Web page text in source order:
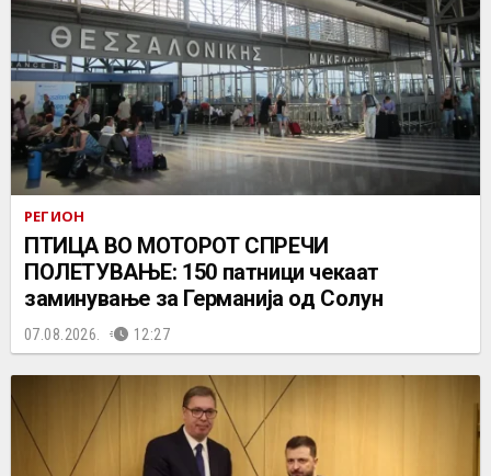
РЕГИОН
ПТИЦА ВО МОТОРОТ СПРЕЧИ
ПОЛЕТУВАЊЕ: 150 патници чекаат
заминување за Германија од Солун
07.08.2026. 12:27